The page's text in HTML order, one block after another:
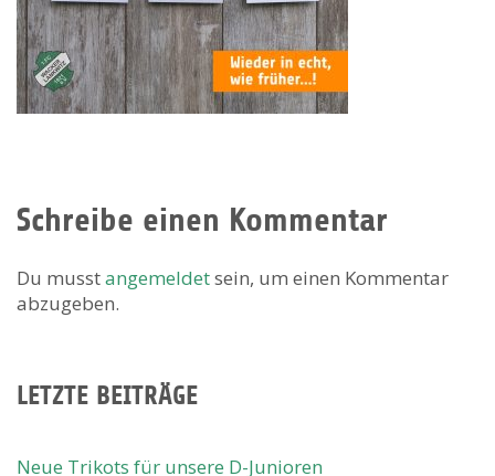
Schreibe einen Kommentar
Du musstangemeldetsein, um einen Kommentar
abzugeben.
LETZTE BEITRÄGE
Neue Trikots für unsere D-Junioren